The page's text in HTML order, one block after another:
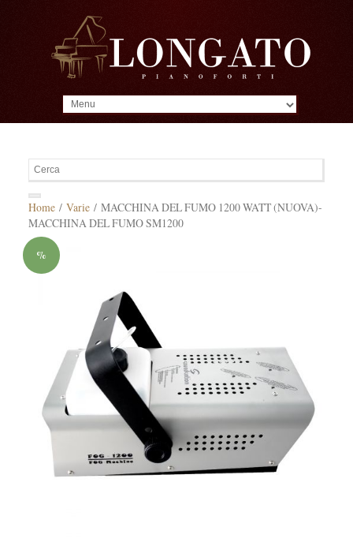
Home/ Varie/ MACCHINA DEL FUMO 1200 WATT (NUOVA)-
MACCHINA DEL FUMO SM1200
%